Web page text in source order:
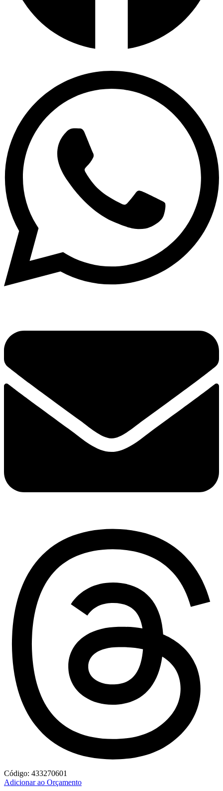
Código: 433270601
Adicionar ao Orçamento